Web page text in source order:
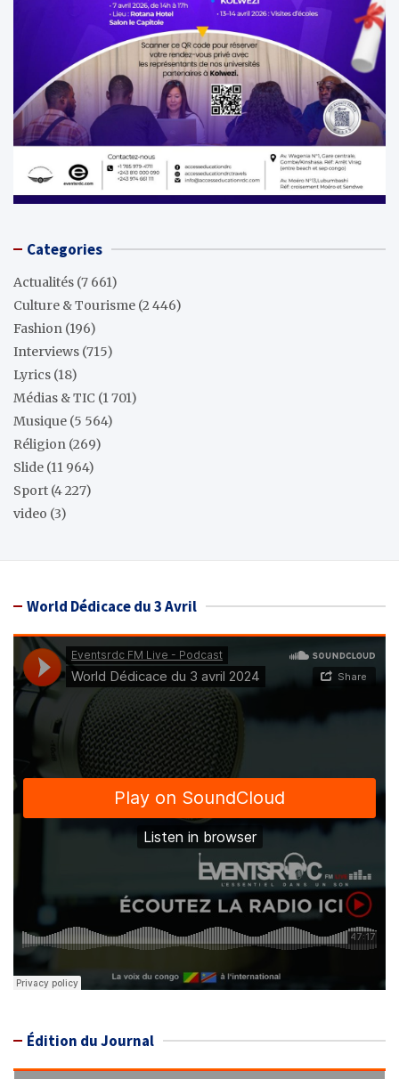
Categories
Actualités (7 661)
Culture & Tourisme (2 446)
Fashion (196)
Interviews (715)
Lyrics (18)
Médias & TIC (1 701)
Musique (5 564)
Réligion (269)
Slide (11 964)
Sport (4 227)
video (3)
World Dédicace du 3 Avril
Édition du Journal